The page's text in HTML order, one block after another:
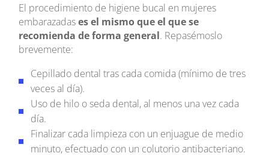
El procedimiento de higiene bucal en mujeres
embarazadases el mismo que el que se
recomienda de forma general. Repasémoslo
brevemente:
Cepillado dental tras cada comida (mínimo de tres
veces al día).
Uso de hilo o seda dental, al menos una vez cada
día.
Finalizar cada limpieza con un enjuague de medio
minuto, efectuado con un colutorio antibacteriano.